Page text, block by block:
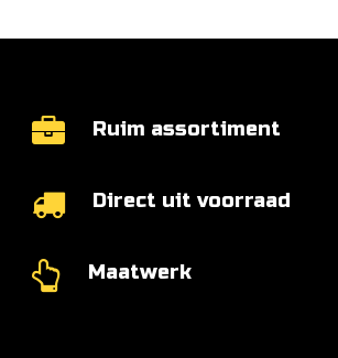
Ruim assortiment
Direct uit voorraad
Maatwerk